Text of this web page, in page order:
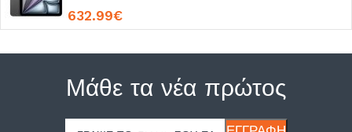
632.99€
Μάθε τα νέα πρώτος